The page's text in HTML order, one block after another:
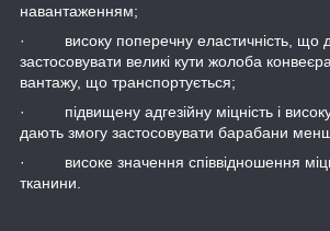
навантаженням;
· високу поперечну еластичність, що
застосовувати великі кути жолоба
вантажу, що транспортується;
· підвищену адгезійну міцність і високу
дають змогу застосовувати барабани
· високе значення співвідношення
тканини.